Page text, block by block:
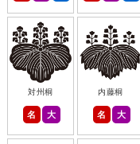
対州桐
名 大
内藤桐
名 大